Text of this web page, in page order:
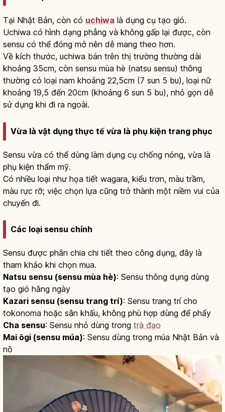
Tại Nhật Bản, còn có uchiwa là dụng cụ tạo gió.
Uchiwa có hình dạng phẳng và không gấp lại được, còn
sensu có thể đóng mở nên dễ mang theo hơn.
Về kích thước, uchiwa bán trên thị trường thường dài
khoảng 35cm, còn sensu mùa hè (natsu sensu) thông
thường có loại nam khoảng 22,5cm (7 sun 5 bu), loại nữ
khoảng 19,5 đến 20cm (khoảng 6 sun 5 bu), nhỏ gọn dễ
sử dụng khi đi ra ngoài.
Vừa là vật dụng thực tế vừa là phụ kiện trang phục
Sensu vừa có thể dùng làm dụng cụ chống nóng, vừa là
phụ kiện thẩm mỹ.
Có nhiều loại như họa tiết wagara, kiểu trơn, màu trầm,
màu rực rỡ; việc chọn lựa cũng trở thành một niềm vui của
chuyến đi.
Các loại sensu chính
Sensu được phân chia chi tiết theo công dụng, đây là
tham khảo khi chọn mua.
Natsu sensu (sensu mùa hè): Sensu thông dụng dùng
tạo gió hằng ngày
Kazari sensu (sensu trang trí): Sensu trang trí cho
tokonoma hoặc sân khấu, không phù hợp dùng để phẩy
Cha sensu: Sensu nhỏ dùng trong trà đạo
Mai ōgi (sensu múa): Sensu dùng trong múa Nhật Bản và
nō